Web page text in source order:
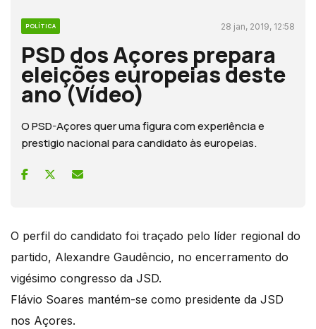
POLÍTICA 28 jan, 2019, 12:58
PSD dos Açores prepara
eleições europeias deste
ano (Vídeo)
O PSD-Açores quer uma figura com experiência e
prestigio nacional para candidato às europeias.
O perfil do candidato foi traçado pelo líder regional do
partido, Alexandre Gaudêncio, no encerramento do
vigésimo congresso da JSD.
Flávio Soares mantém-se como presidente da JSD
nos Açores.